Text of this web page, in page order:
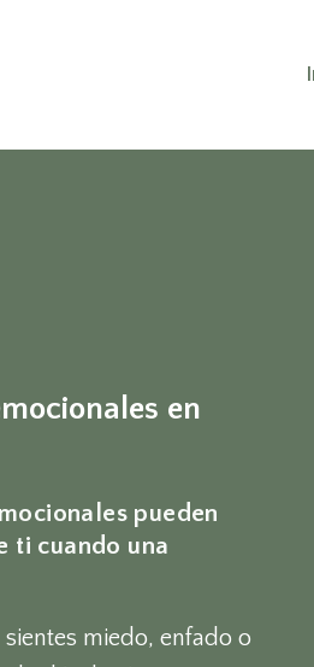
en
pueden
ti cuando una
miedo, enfado o